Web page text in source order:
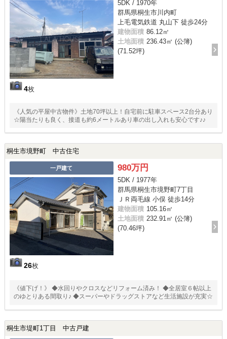
4枚
5DK / 1970年
群馬県桐生市川内町
上毛電気鉄道 丸山下 徒歩24分
建物面積 86.12㎡
土地面積 236.43㎡ (公簿)
(71.52坪)
《人気の平屋中古物件》土地70坪以上！自宅前に駐車スペース2台分あり
☆陽当たりも良く、接道も約6メートルあり車の出し入れも安心です♪♪
桐生市境野町 中古住宅
一戸建て
26枚
980万円
5DK / 1977年
群馬県桐生市境野町7丁目
ＪＲ両毛線 小俣 徒歩14分
建物面積 105.16㎡
土地面積 232.91㎡ (公簿)
(70.46坪)
《値下げ！》 ◆水回りやクロスなどリフォーム済み！ ◆全居室６帖以上
のゆとりある間取り♪ ◆スーパーやドラッグストアなど生活施設が充実☆
桐生市堤町1丁目 中古戸建